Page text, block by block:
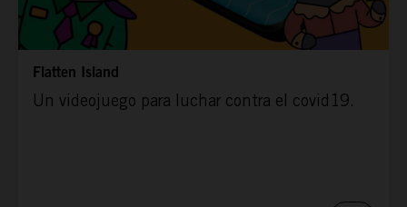
Flatten Island
Un videojuego para luchar contra el covid19.